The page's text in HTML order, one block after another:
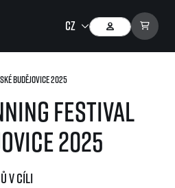
Festival
2025
Budějovice 2025
v cíli